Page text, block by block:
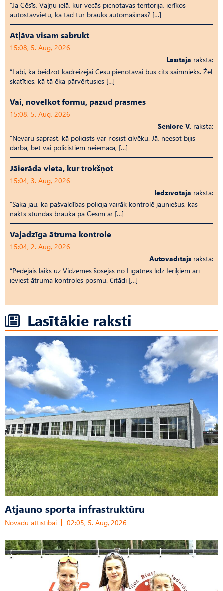
“Ja Cēsīs, Vaļņu ielā, kur vecās pienotavas teritorija, ierīkos
autostāvvietu, kā tad tur brauks automašīnas? […]
Atļāva visam sabrukt
15:08, 5. Aug, 2026
Lasītāja raksta:
“Labi, ka beidzot kādreizējai Cēsu pienotavai būs cits saimnieks. Žēl
skatīties, kā tā ēka pārvērtusies […]
Vai, novelkot formu, pazūd prasmes
15:08, 5. Aug, 2026
Seniore V. raksta:
“Nevaru saprast, kā policists var nosist cilvēku. Jā, neesot bijis
darbā, bet vai policistiem neiemāca, […]
Jāierāda vieta, kur trokšņot
15:04, 3. Aug, 2026
Iedzīvotāja raksta:
“Saka jau, ka pašvaldības policija vairāk kontrolē jauniešus, kas
nakts stundās braukā pa Cēsīm ar […]
Vajadzīga ātruma kontrole
15:04, 2. Aug, 2026
Autovadītājs raksta:
“Pēdējais laiks uz Vid­ze­mes šosejas no Līgatnes līdz Ieriķiem arī
ieviest ātruma kontroles posmu. Citādi […]
Lasītākie raksti
Atjauno sporta infrastruktūru
Novadu attīstībai 02:05, 5. Aug, 2026